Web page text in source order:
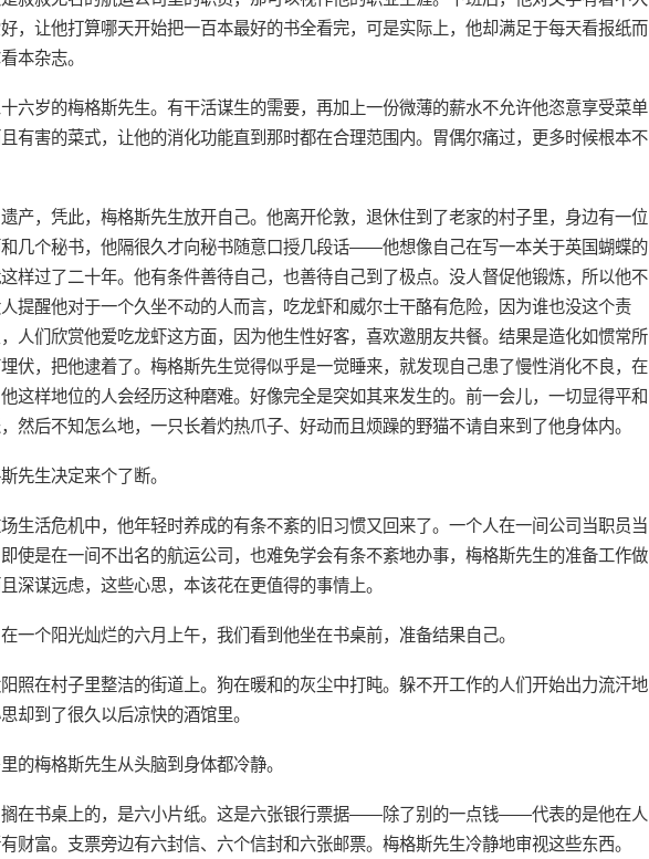
好，让他打算哪天开始把一百本最好的书全看完，可是实际上，他却满足于每天看报纸而
本杂志。
六岁的梅格斯先生。有干活谋生的需要，再加上一份微薄的薪水不允许他恣意享受菜单
且有害的菜式，让他的消化功能直到那时都在合理范围内。胃偶尔痛过，更多时候根本不
产，凭此，梅格斯先生放开自己。他离开伦敦，退休住到了老家的村子里，身边有一位
几个秘书，他隔很久才向秘书随意口授几段话——他想像自己在写一本关于英国蝴蝶的
样过了二十年。他有条件善待自己，也善待自己到了极点。没人督促他锻炼，所以他不
提醒他对于一个久坐不动的人而言，吃龙虾和威尔士干酪有危险，因为谁也没这个责
人们欣赏他爱吃龙虾这方面，因为他生性好客，喜欢邀朋友共餐。结果是造化如惯常所
伏，把他逮着了。梅格斯先生觉得似乎是一觉睡来，就发现自己患了慢性消化不良，在
这样地位的人会经历这种磨难。好像完全是突如其来发生的。前一会儿，一切显得平和
然后不知怎么地，一只长着灼热爪子、好动而且烦躁的野猫不请自来到了他身体内。
先生决定来个了断。
生活危机中，他年轻时养成的有条不紊的旧习惯又回来了。一个人在一间公司当职员当
使是在一间不出名的航运公司，也难免学会有条不紊地办事，梅格斯先生的准备工作做
深谋远虑，这些心思，本该花在更值得的事情上。
一个阳光灿烂的六月上午，我们看到他坐在书桌前，准备结果自己。
照在村子里整洁的街道上。狗在暖和的灰尘中打盹。躲不开工作的人们开始出力流汗地
却到了很久以后凉快的酒馆里。
的梅格斯先生从头脑到身体都冷静。
在书桌上的，是六小片纸。这是六张银行票据——除了别的一点钱——代表的是他在人
财富。支票旁边有六封信、六个信封和六张邮票。梅格斯先生冷静地审视这些东西。